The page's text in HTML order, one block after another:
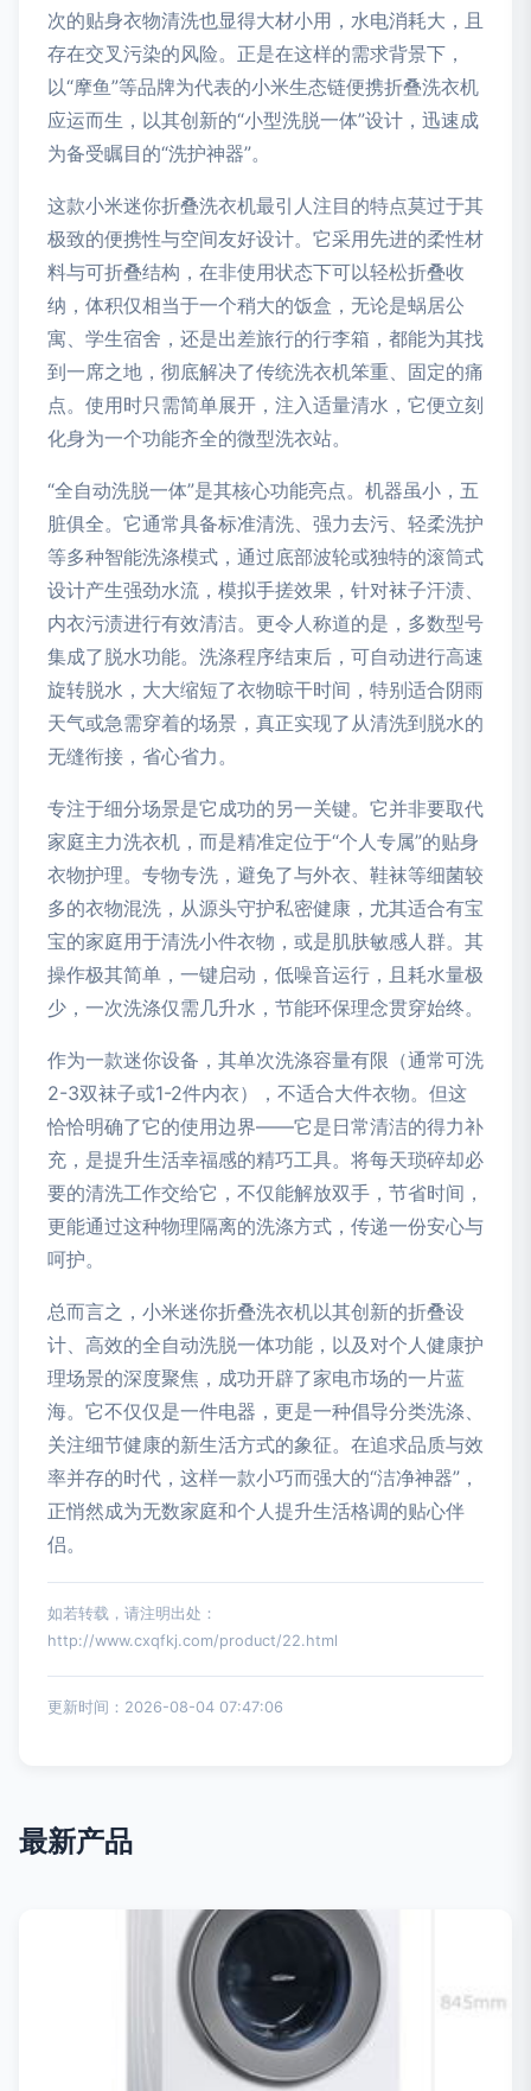
次的贴身衣物清洗也显得大材小用，水电消耗大，且
存在交叉污染的风险。正是在这样的需求背景下，
以“摩鱼”等品牌为代表的小米生态链便携折叠洗衣机
应运而生，以其创新的“小型洗脱一体”设计，迅速成
为备受瞩目的“洗护神器”。
这款小米迷你折叠洗衣机最引人注目的特点莫过于其
极致的便携性与空间友好设计。它采用先进的柔性材
料与可折叠结构，在非使用状态下可以轻松折叠收
纳，体积仅相当于一个稍大的饭盒，无论是蜗居公
寓、学生宿舍，还是出差旅行的行李箱，都能为其找
到一席之地，彻底解决了传统洗衣机笨重、固定的痛
点。使用时只需简单展开，注入适量清水，它便立刻
化身为一个功能齐全的微型洗衣站。
“全自动洗脱一体”是其核心功能亮点。机器虽小，五
脏俱全。它通常具备标准清洗、强力去污、轻柔洗护
等多种智能洗涤模式，通过底部波轮或独特的滚筒式
设计产生强劲水流，模拟手搓效果，针对袜子汗渍、
内衣污渍进行有效清洁。更令人称道的是，多数型号
集成了脱水功能。洗涤程序结束后，可自动进行高速
旋转脱水，大大缩短了衣物晾干时间，特别适合阴雨
天气或急需穿着的场景，真正实现了从清洗到脱水的
无缝衔接，省心省力。
专注于细分场景是它成功的另一关键。它并非要取代
家庭主力洗衣机，而是精准定位于“个人专属”的贴身
衣物护理。专物专洗，避免了与外衣、鞋袜等细菌较
多的衣物混洗，从源头守护私密健康，尤其适合有宝
宝的家庭用于清洗小件衣物，或是肌肤敏感人群。其
操作极其简单，一键启动，低噪音运行，且耗水量极
少，一次洗涤仅需几升水，节能环保理念贯穿始终。
作为一款迷你设备，其单次洗涤容量有限（通常可洗
2-3双袜子或1-2件内衣），不适合大件衣物。但这
恰恰明确了它的使用边界——它是日常清洁的得力补
充，是提升生活幸福感的精巧工具。将每天琐碎却必
要的清洗工作交给它，不仅能解放双手，节省时间，
更能通过这种物理隔离的洗涤方式，传递一份安心与
呵护。
总而言之，小米迷你折叠洗衣机以其创新的折叠设
计、高效的全自动洗脱一体功能，以及对个人健康护
理场景的深度聚焦，成功开辟了家电市场的一片蓝
海。它不仅仅是一件电器，更是一种倡导分类洗涤、
关注细节健康的新生活方式的象征。在追求品质与效
率并存的时代，这样一款小巧而强大的“洁净神器”，
正悄然成为无数家庭和个人提升生活格调的贴心伴
侣。
如若转载，请注明出处：
http://www.cxqfkj.com/product/22.html
更新时间：2026-08-04 07:47:06
最新产品